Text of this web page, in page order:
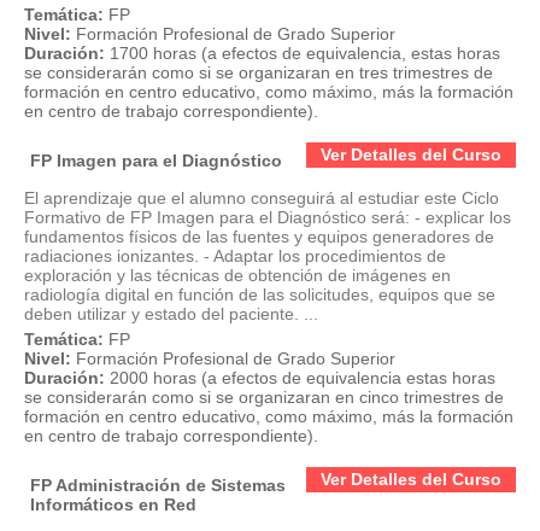
Temática: FP
Nivel: Formación Profesional de Grado Superior
Duración: 1700 horas (a efectos de equivalencia, estas horas
se considerarán como si se organizaran en tres trimestres de
formación en centro educativo, como máximo, más la formación
en centro de trabajo correspondiente).
Ver Detalles del Curso
FP Imagen para el Diagnóstico
El aprendizaje que el alumno conseguirá al estudiar este Ciclo
Formativo de FP Imagen para el Diagnóstico será: - explicar los
fundamentos físicos de las fuentes y equipos generadores de
radiaciones ionizantes. - Adaptar los procedimientos de
exploración y las técnicas de obtención de imágenes en
radiología digital en función de las solicitudes, equipos que se
deben utilizar y estado del paciente. ...
Temática: FP
Nivel: Formación Profesional de Grado Superior
Duración: 2000 horas (a efectos de equivalencia estas horas
se considerarán como si se organizaran en cinco trimestres de
formación en centro educativo, como máximo, más la formación
en centro de trabajo correspondiente).
Ver Detalles del Curso
FP Administración de Sistemas
Informáticos en Red